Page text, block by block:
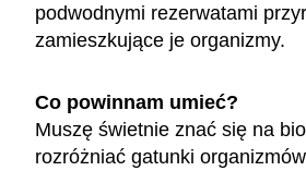
podwodnymi rezerwatami
zamieszkujące je organizmy.
Co powinnam umieć?
Muszę świetnie znać się na
rozróżniać gatunki